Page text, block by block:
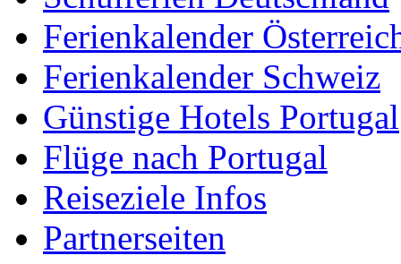
Ferienkalender
Ferienkalender Schweiz
Günstige Hotels Portugal
Flüge nach Portugal
Reiseziele Infos
Partnerseiten